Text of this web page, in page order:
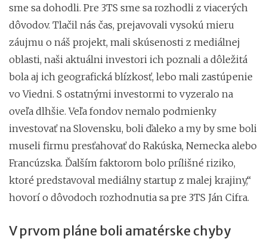
sme sa dohodli. Pre 3TS sme sa rozhodli z viacerých
dôvodov. Tlačil nás čas, prejavovali vysokú mieru
záujmu o náš projekt, mali skúsenosti z mediálnej
oblasti, naši aktuálni investori ich poznali a dôležitá
bola aj ich geografická blízkosť, lebo mali zastúpenie
vo Viedni. S ostatnými investormi to vyzeralo na
oveľa dlhšie. Veľa fondov nemalo podmienky
investovať na Slovensku, boli ďaleko a my by sme boli
museli firmu presťahovať do Rakúska, Nemecka alebo
Francúzska. Ďalším faktorom bolo prílišné riziko,
ktoré predstavoval mediálny startup z malej krajiny,“
hovorí o dôvodoch rozhodnutia sa pre 3TS Ján Cifra.
V prvom pláne boli amatérske chyby